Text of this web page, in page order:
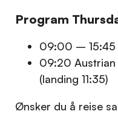
Program
09:00 – 15:45
09:20
(landing 11:35)
Ønsker du å reise